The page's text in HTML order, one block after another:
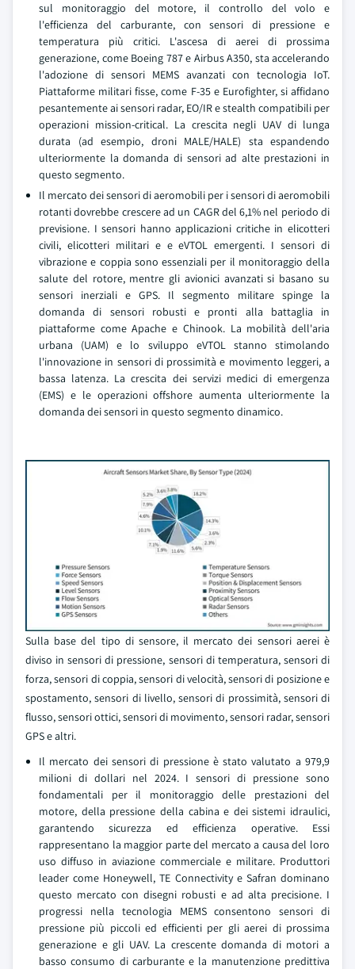
sul monitoraggio del motore, il controllo del volo e
l'efficienza del carburante, con sensori di pressione e
temperatura più critici. L'ascesa di aerei di prossima
generazione, come Boeing 787 e Airbus A350, sta accelerando
l'adozione di sensori MEMS avanzati con tecnologia IoT.
Piattaforme militari fisse, come F-35 e Eurofighter, si affidano
pesantemente ai sensori radar, EO/IR e stealth compatibili per
operazioni mission-critical. La crescita negli UAV di lunga
durata (ad esempio, droni MALE/HALE) sta espandendo
ulteriormente la domanda di sensori ad alte prestazioni in
questo segmento.
Il mercato dei sensori di aeromobili per i sensori di aeromobili
rotanti dovrebbe crescere ad un CAGR del 6,1% nel periodo di
previsione. I sensori hanno applicazioni critiche in elicotteri
civili, elicotteri militari e e eVTOL emergenti. I sensori di
vibrazione e coppia sono essenziali per il monitoraggio della
salute del rotore, mentre gli avionici avanzati si basano su
sensori inerziali e GPS. Il segmento militare spinge la
domanda di sensori robusti e pronti alla battaglia in
piattaforme come Apache e Chinook. La mobilità dell'aria
urbana (UAM) e lo sviluppo eVTOL stanno stimolando
l'innovazione in sensori di prossimità e movimento leggeri, a
bassa latenza. La crescita dei servizi medici di emergenza
(EMS) e le operazioni offshore aumenta ulteriormente la
domanda dei sensori in questo segmento dinamico.
Sulla base del tipo di sensore, il mercato dei sensori aerei è
diviso in sensori di pressione, sensori di temperatura, sensori di
forza, sensori di coppia, sensori di velocità, sensori di posizione e
spostamento, sensori di livello, sensori di prossimità, sensori di
flusso, sensori ottici, sensori di movimento, sensori radar, sensori
GPS e altri.
Il mercato dei sensori di pressione è stato valutato a 979,9
milioni di dollari nel 2024. I sensori di pressione sono
fondamentali per il monitoraggio delle prestazioni del
motore, della pressione della cabina e dei sistemi idraulici,
garantendo sicurezza ed efficienza operative. Essi
rappresentano la maggior parte del mercato a causa del loro
uso diffuso in aviazione commerciale e militare. Produttori
leader come Honeywell, TE Connectivity e Safran dominano
questo mercato con disegni robusti e ad alta precisione. I
progressi nella tecnologia MEMS consentono sensori di
pressione più piccoli ed efficienti per gli aerei di prossima
generazione e gli UAV. La crescente domanda di motori a
basso consumo di carburante e la manutenzione predittiva